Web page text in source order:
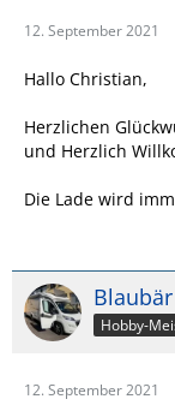
12. September 2021
Hallo Christian,
Herzlichen
und Herzlich
Die Lade wird
Blaubär
Hobby-
12. September 2021